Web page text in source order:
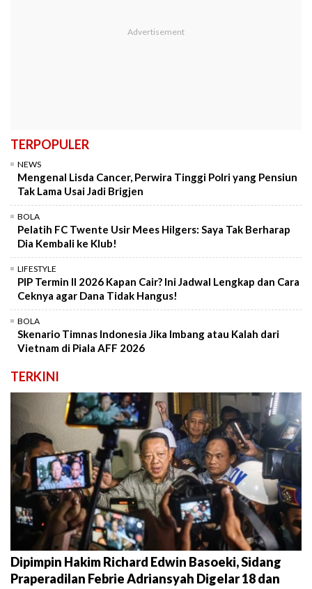
TERPOPULER
NEWS
Mengenal Lisda Cancer, Perwira Tinggi Polri yang Pensiun
Tak Lama Usai Jadi Brigjen
BOLA
Pelatih FC Twente Usir Mees Hilgers: Saya Tak Berharap
Dia Kembali ke Klub!
LIFESTYLE
PIP Termin II 2026 Kapan Cair? Ini Jadwal Lengkap dan Cara
Ceknya agar Dana Tidak Hangus!
BOLA
Skenario Timnas Indonesia Jika Imbang atau Kalah dari
Vietnam di Piala AFF 2026
TERKINI
Dipimpin Hakim Richard Edwin Basoeki, Sidang
Praperadilan Febrie Adriansyah Digelar 18 dan